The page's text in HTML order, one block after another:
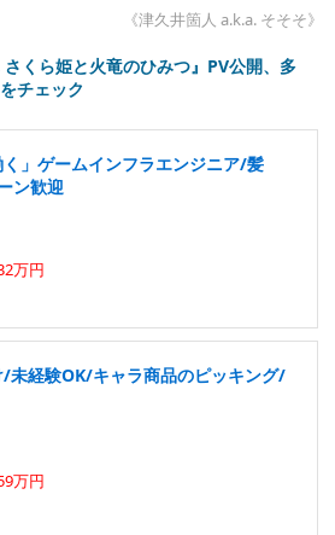
《津久井箇人 a.k.a. そそそ》
さくら姫と火竜のひみつ』PV公開、多
チェック
く」ゲームインフラエンジニア/髪
ン歓迎
万円
未経験OK/キャラ商品のピッキング/
万円